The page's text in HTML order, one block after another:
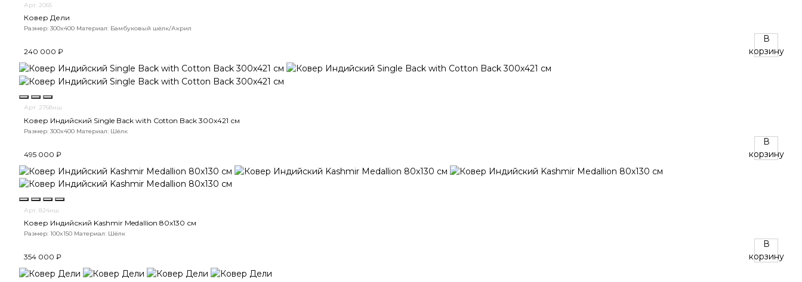
Арт. 2065
Ковер Дели
Размер: 300x400 Материал: Бамбуковый шёлк/Акрил
240 000 ₽
В
корзину
Арт. 2768нш
Ковер Индийский Single Back with Cotton Back 300x421 см
Размер: 300x400 Материал: Шёлк
495 000 ₽
В
корзину
Арт. 824нш
Ковер Индийский Kashmir Medallion 80x130 см
Размер: 100x150 Материал: Шёлк
354 000 ₽
В
корзину